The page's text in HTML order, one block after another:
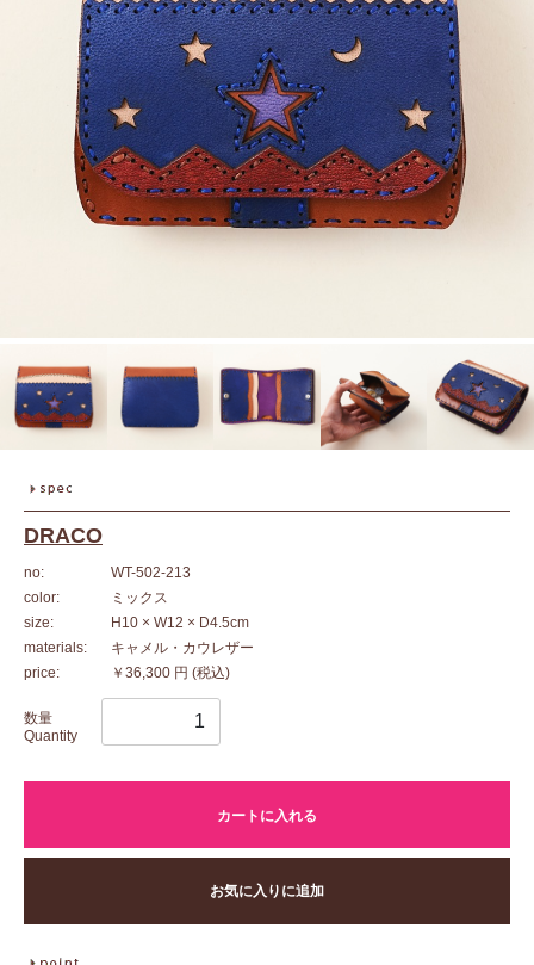
DRACO
no:
WT-502-213
color:
ミックス
size:
H10 × W12 × D4.5cm
materials:
キャメル・カウレザー
price:
￥36,300 円 (税込)
数量
Quantity
カートに入れる
お気に入りに追加